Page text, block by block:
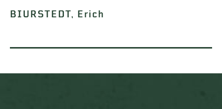
BIURSTEDT, Erich